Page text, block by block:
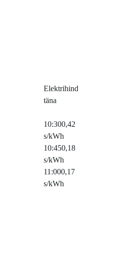
Elektrihind
täna
10:300,42
s/kWh
10:450,18
s/kWh
11:000,17
s/kWh